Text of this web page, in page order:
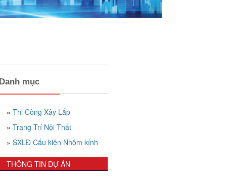
Danh mục
»Thi Công Xây Lắp
»Trang Trí Nội Thất
»SXLĐ Cấu kiện Nhôm kính
THÔNG TIN DỰ ÁN